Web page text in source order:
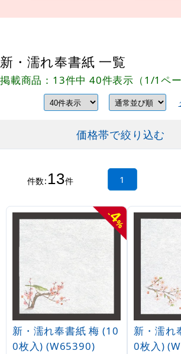
新・濡れ奉書紙 一覧
掲載商品：13件中 40件表示（1/1ペー
価格帯で絞り込む
件数: 13件 1
-
4
%
新・濡れ奉書紙 梅 (10
0枚入) (W65390)
新・濡れ
0枚